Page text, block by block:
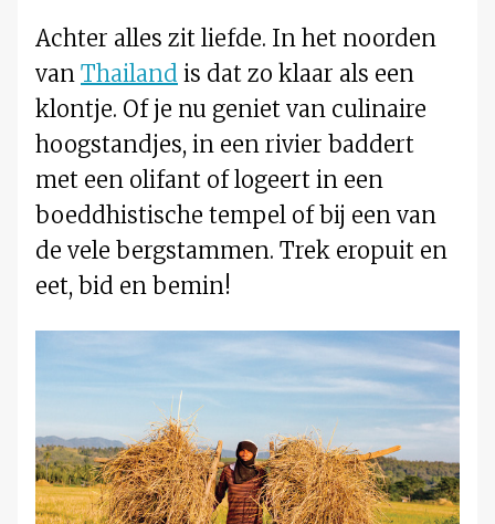
Achter alles zit liefde. In het noorden
van Thailand is dat zo klaar als een
klontje. Of je nu geniet van culinaire
hoogstandjes, in een rivier baddert
met een olifant of logeert in een
boeddhistische tempel of bij een van
de vele bergstammen. Trek eropuit en
eet, bid en bemin!